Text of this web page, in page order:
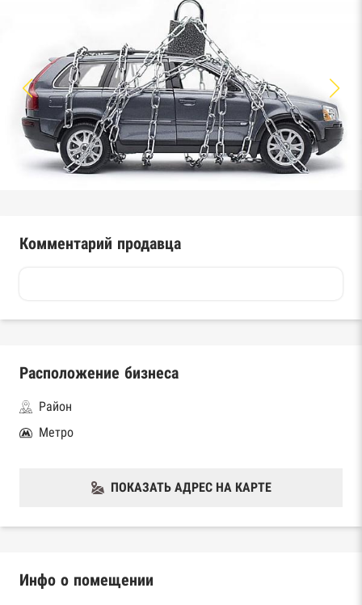
Комментарий продавца
Расположение бизнеса
Район
Метро
ПОКАЗАТЬ АДРЕС НА КАРТЕ
Инфо о помещении